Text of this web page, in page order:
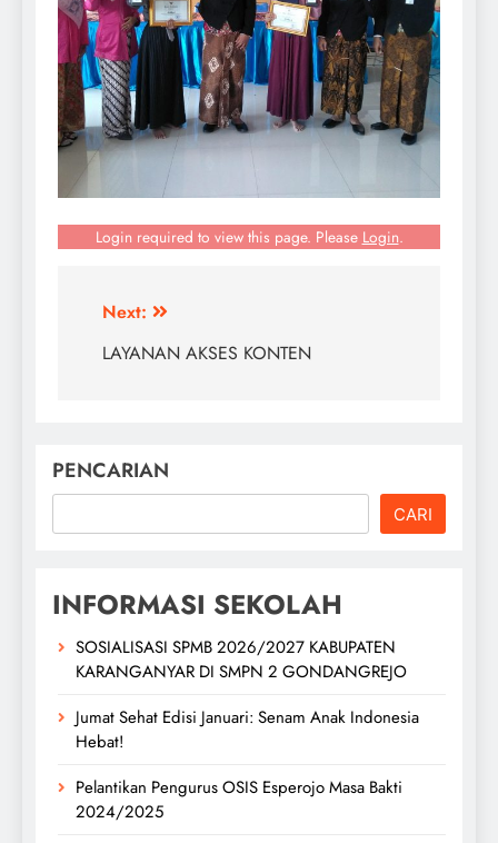
Login required to view this page. Please Login.
Navigasi
pos
Next:
LAYANAN AKSES KONTEN
PENCARIAN
CARI
INFORMASI SEKOLAH
SOSIALISASI SPMB 2026/2027 KABUPATEN
KARANGANYAR DI SMPN 2 GONDANGREJO
Jumat Sehat Edisi Januari: Senam Anak Indonesia
Hebat!
Pelantikan Pengurus OSIS Esperojo Masa Bakti
2024/2025